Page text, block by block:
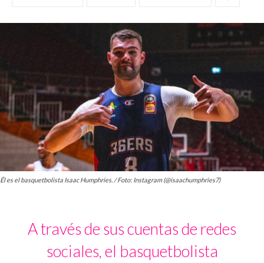
Él es el basquetbolista Isaac Humphries. / Foto: Instagram (@isaachumphries7)
A través de sus cuentas de redes
sociales, el basquetbolista